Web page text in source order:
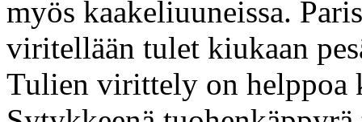
myös kaakeliuuneissa.
viritellään tulet kiukaan
Tulien virittely on